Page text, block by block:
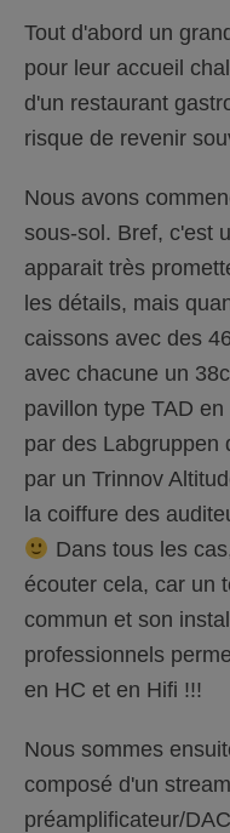
Tout d'abord un
pour leur accueil
d'un restaurant
risque de revenir
Nous avons
sous-sol. Bref, c'est
apparait très
les détails, mais
caissons avec des
avec chacune un
pavillon type TAD
par des Labgruppen
par un Trinnov
la coiffure des
Dans tous les
écouter cela, car un
commun et son
professionnels
en HC et en Hifi !!!
Nous sommes
composé d'un
préamplificateur/